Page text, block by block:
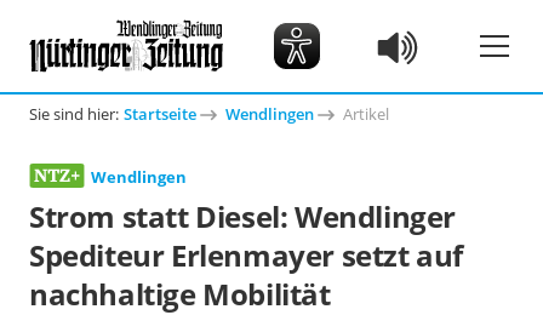
Sie sind hier: Startseite Wendlingen Artikel
Wendlingen
Strom statt Diesel: Wendlinger
Spediteur Erlenmayer setzt auf
nachhaltige Mobilität